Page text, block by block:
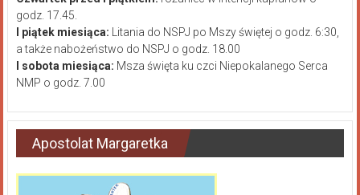
godz. 17.45.
I piątek miesiąca: Litania do NSPJ po Mszy świętej o godz. 6:30,
a także nabożeństwo do NSPJ o godz. 18.00
I sobota miesiąca: Msza święta ku czci Niepokalanego Serca
NMP o godz. 7.00
Apostolat Margaretka